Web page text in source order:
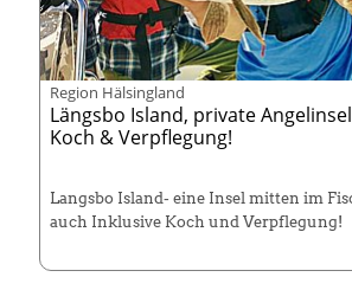
Region Hälsingland
Längsbo Island, private
Koch & Verpflegung!
Langsbo Island- eine Insel mitten im
auch Inklusive Koch und Verpflegung!
Haben Sie immer schon davon